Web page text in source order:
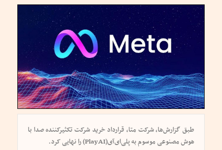
طبق گزارش‌ها، شرکت متا، قرارداد خرید شرکت تکثیرکننده صدا با
هوش مصنوعی موسوم به پلی‌ای‌آی(PlayAI) را نهایی کرد.